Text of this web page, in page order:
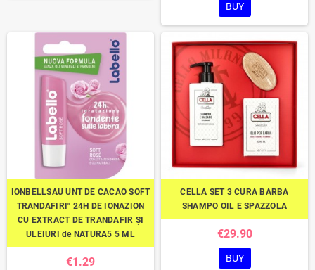
BUY
IONBELLSAU UNT DE CACAO SOFT
TRANDAFIRI" 24H DE IONAZION
CU EXTRACT DE TRANDAFIR ȘI
ULEIURI de NATURA5 5 ML
€1.29
CELLA SET 3 CURA BARBA
SHAMPO OIL E SPAZZOLA
€29.90
BUY